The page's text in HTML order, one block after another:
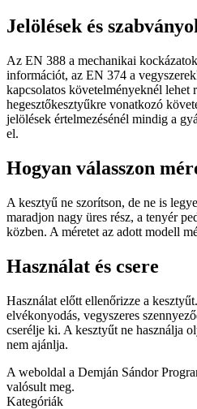
Jelölések és
Az EN 388 a mechanikai
információt, az EN 374 a
kapcsolatos követelményeknél lehet
hegesztőkesztyűkre vonatkozó
jelölések értelmezésénél mindig a
el.
Hogyan válasszon
A kesztyű ne szorítson, de ne is
maradjon nagy üres rész, a tenyér
közben. A méretet az adott modell
Használat és csere
Használat előtt ellenőrizze a
elvékonyodás, vegyszeres
cserélje ki. A kesztyűt ne használja
nem ajánlja.
A weboldal a Demján Sándor
valósult meg.
Kategóriák